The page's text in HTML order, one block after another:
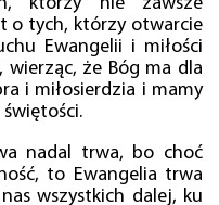
o tych, którzy otwarcie
Ewangelii i miłości
wierząc, że Bóg ma dla
i miłosierdzia i mamy
nadal trwa, bo choć
to Ewangelia trwa
wszystkich dalej, ku